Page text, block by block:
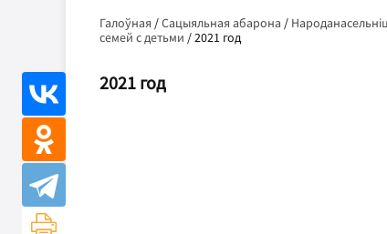
Галоўная /Сацыяльная абарона /
семей с детьми /2021 год
2021 год